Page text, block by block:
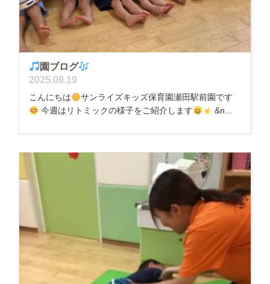
園ブログ
2025.09.19
こんにちは
サンライズキッズ保育園瀬田駅前園です
今週はリトミックの様子をご紹介します
&n...